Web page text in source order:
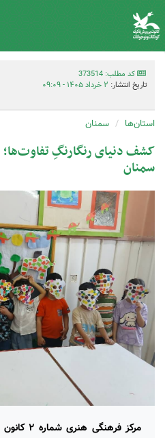
کد مطلب: 373514
تاریخ انتشار: ۲ خرداد ۱۴۰۵ - ۰۹:۰۹
استان‌ها سمنان
کشف دنیای رنگارنگِ تفاوت‌ها؛
سمنان
مرکز